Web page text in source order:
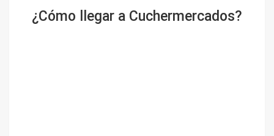
¿Cómo llegar a Cuchermercados?